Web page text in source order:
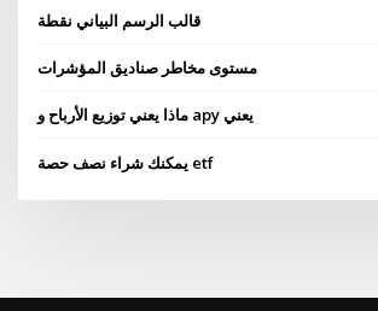
قالب الرسم البياني نقطة
مستوى مخاطر صناديق المؤشرات
ماذا يعني توزيع الأرباح و apy يعني
يمكنك شراء نصف حصة etf